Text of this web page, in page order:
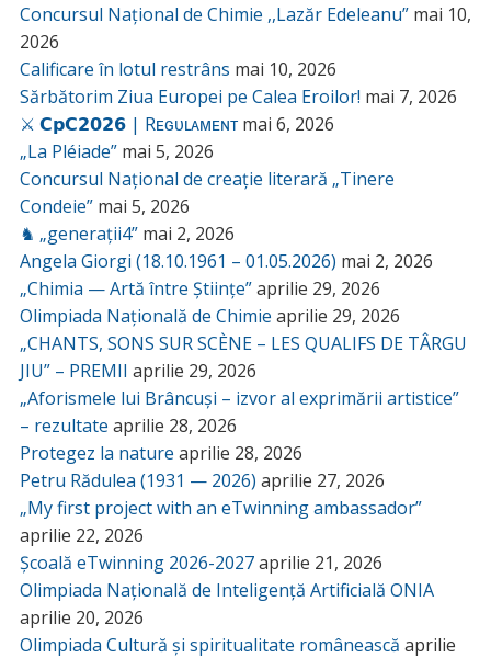
Concursul Național de Chimie ,,Lazăr Edeleanu” mai 10,
2026
Calificare în lotul restrâns mai 10, 2026
Sărbătorim Ziua Europei pe Calea Eroilor! mai 7, 2026
⚔️ 𝗖𝗽𝗖𝟮𝟬𝟮𝟲 | Rᴇɢᴜʟᴀᴍᴇɴᴛ mai 6, 2026
„La Pléiade” mai 5, 2026
Concursul Național de creație literară „Tinere
Condeie” mai 5, 2026
♞ „generații4” mai 2, 2026
Angela Giorgi (18.10.1961 – 01.05.2026) mai 2, 2026
„Chimia — Artă între Științe”aprilie 29, 2026
Olimpiada Națională de Chimie aprilie 29, 2026
„CHANTS, SONS SUR SCÈNE – LES QUALIFS DE TÂRGU
JIU” – PREMII aprilie 29, 2026
„Aforismele lui Brâncuși – izvor al exprimării artistice”
– rezultate aprilie 28, 2026
Protegez la nature aprilie 28, 2026
Petru Rădulea (1931 — 2026) aprilie 27, 2026
„My first project with an eTwinning ambassador”
aprilie 22, 2026
Școală eTwinning 2026-2027aprilie 21, 2026
Olimpiada Națională de Inteligență Artificială ONIA
aprilie 20, 2026
Olimpiada Cultură și spiritualitate românească aprilie